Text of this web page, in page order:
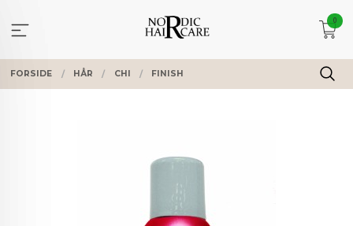
innholdet
0
FORSIDE HÅR CHI FINISH